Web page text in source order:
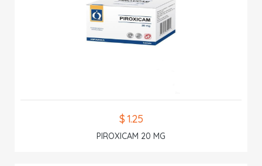
$ 1.25
PIROXICAM 20 MG